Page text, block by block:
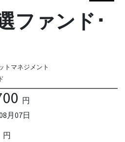
ファンド･
トマネジメント
円
月07日
円